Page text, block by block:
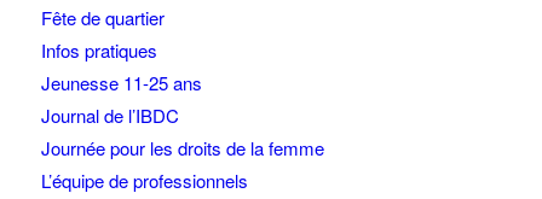
Fête de quartier
Infos pratiques
Jeunesse 11-25 ans
Journal de l’IBDC
Journée pour les droits de la femme
L’équipe de professionnels